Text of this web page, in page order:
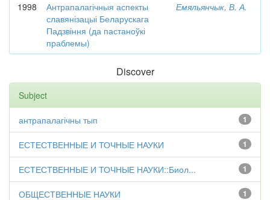
1998
Антрапалагічныя аспекты
славянізацыі Беларускага
Падзвіння (да пастаноўкі
праблемы)
Емяльянчык, В. А.
Discover
Subject
1
антрапалагічны тып
1
ЕСТЕСТВЕННЫЕ И ТОЧНЫЕ НАУКИ
1
ЕСТЕСТВЕННЫЕ И ТОЧНЫЕ НАУКИ::Биол...
1
ОБЩЕСТВЕННЫЕ НАУКИ